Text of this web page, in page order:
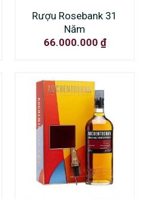
Rượu Rosebank 31
Năm
66.000.000 ₫